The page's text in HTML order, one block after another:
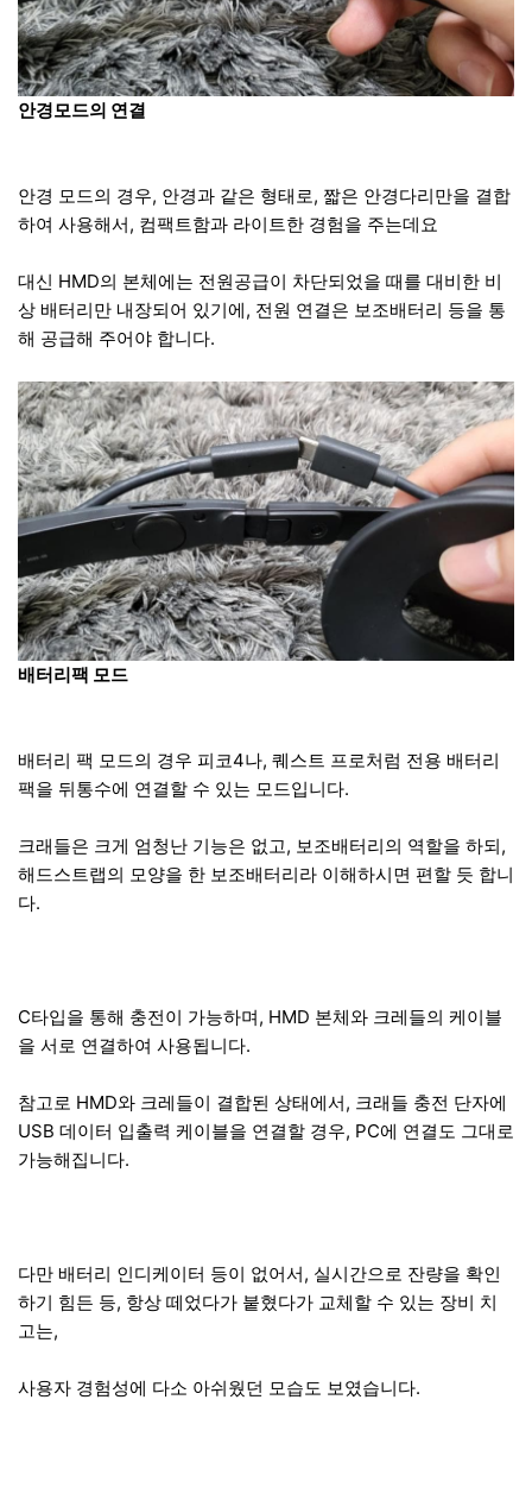
안경모드의 연결
안경 모드의 경우, 안경과 같은 형태로, 짧은 안경다리만을 결합
하여 사용해서, 컴팩트함과 라이트한 경험을 주는데요
대신 HMD의 본체에는 전원공급이 차단되었을 때를 대비한 비
상 배터리만 내장되어 있기에, 전원 연결은 보조배터리 등을 통
해 공급해 주어야 합니다.
배터리팩 모드
배터리 팩 모드의 경우 피코4나, 퀘스트 프로처럼 전용 배터리
팩을 뒤통수에 연결할 수 있는 모드입니다.
크래들은 크게 엄청난 기능은 없고, 보조배터리의 역할을 하되,
해드스트랩의 모양을 한 보조배터리라 이해하시면 편할 듯 합니
다.
C타입을 통해 충전이 가능하며, HMD 본체와 크레들의 케이블
을 서로 연결하여 사용됩니다.
참고로 HMD와 크레들이 결합된 상태에서, 크래들 충전 단자에
USB 데이터 입출력 케이블을 연결할 경우, PC에 연결도 그대로
가능해집니다.
다만 배터리 인디케이터 등이 없어서, 실시간으로 잔량을 확인
하기 힘든 등, 항상 떼었다가 붙혔다가 교체할 수 있는 장비 치
고는,
사용자 경험성에 다소 아쉬웠던 모습도 보였습니다.